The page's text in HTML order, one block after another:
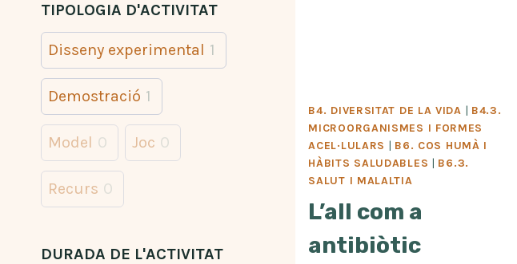
B4. DIVERSITAT DE LA VIDA | B4.3.
MICROORGANISMES I FORMES
ACEL·LULARS | B6. COS HUMÀ I
HÀBITS SALUDABLES | B6.3.
SALUT I MALALTIA
L’all com a
antibiòtic
TIPOLOGIA D'ACTIVITAT
Disseny experimental 1
Demostració 1
Model 0 Joc 0
Recurs 0
DURADA DE L'ACTIVITAT